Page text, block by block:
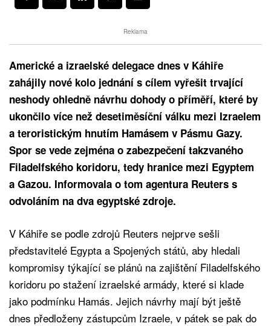
Reklama
Americké a izraelské delegace dnes v Káhiře
zahájily nové kolo jednání s cílem vyřešit trvající
neshody ohledně návrhu dohody o příměří, které by
ukončilo více než desetiměsíční válku mezi Izraelem
a teroristickým hnutím Hamásem v Pásmu Gazy.
Spor se vede zejména o zabezpečení takzvaného
Filadelfského koridoru, tedy hranice mezi Egyptem
a Gazou. Informovala o tom agentura Reuters s
odvoláním na dva egyptské zdroje.
V Káhiře se podle zdrojů Reuters nejprve sešli
představitelé Egypta a Spojených států, aby hledali
kompromisy týkající se plánů na zajištění Filadelfského
koridoru po stažení izraelské armády, které si klade
jako podmínku Hamás. Jejich návrhy mají být ještě
dnes předloženy zástupcům Izraele, v pátek se pak do